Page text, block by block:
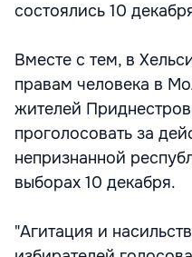
состоялись 10
Вместе с тем, в
правам человека в
жителей
проголосовать за
непризнанной
выборах 10 декабря.
"Агитация и